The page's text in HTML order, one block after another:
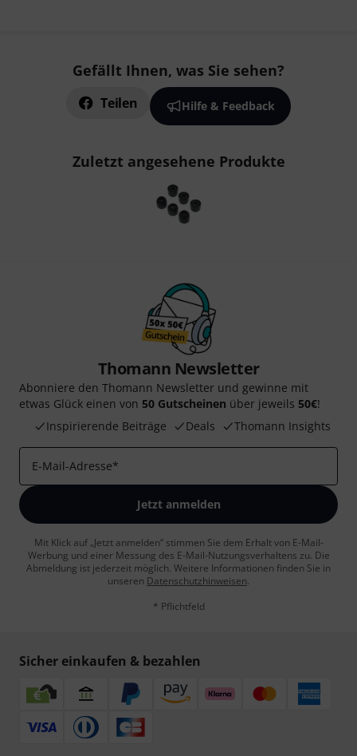
Gefällt Ihnen, was Sie sehen?
Teilen Hilfe & Feedback
Zuletzt angesehene Produkte
Thomann Newsletter
Abonniere den Thomann Newsletter und gewinne mit
etwas Glück einen von 50 Gutscheinen über jeweils 50€!
Inspirierende Beiträge
Deals Thomann Insights
E-Mail-Adresse*
Jetzt anmelden
Mit Klick auf „Jetzt anmelden“ stimmen Sie dem Erhalt von E-Mail-
Werbung und einer Messung des E-Mail-Nutzungsverhaltens zu. Die
Abmeldung ist jederzeit möglich. Weitere Informationen finden Sie in
unseren Datenschutzhinweisen.
* Pflichtfeld
Sicher einkaufen & bezahlen